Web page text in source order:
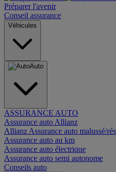
Préparer l'avenir
Conseil assurance
Véhicules
Auto
ASSURANCE AUTO
Assurance auto Allianz
Allianz Assurance auto malussé/
Assurance auto au km
Assurance auto électrique
Assurance auto semi autonome
Conseils auto